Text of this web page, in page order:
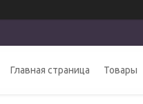
Главная страница Товары